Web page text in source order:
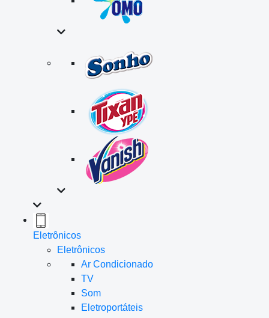
Eletrônicos
Eletrônicos
Ar Condicionado
TV
Som
Eletroportáteis